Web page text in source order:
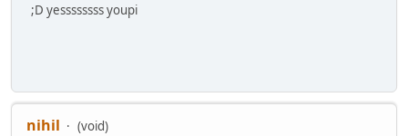
;D yessssssss youpi
nihil
(void)